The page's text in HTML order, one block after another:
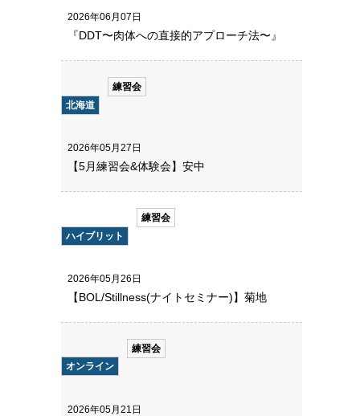
2026年06月07日
『DDT〜肉体への直接的アプローチ法〜』
北海道
練習会
2026年05月27日
【5月練習会&体験会】安中
ハイブリット
練習会
2026年05月26日
【BOL/Stillness(ナイトセミナー)】菊地
オンライン
練習会
2026年05月21日